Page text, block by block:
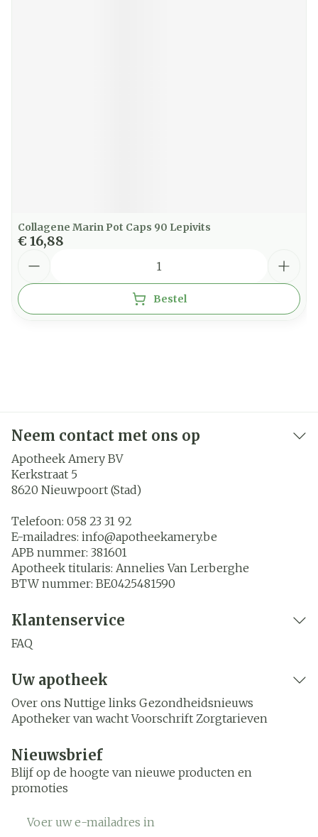
Collagene Marin Pot Caps 90 Lepivits
€ 16,88
Bestel
Neem contact met ons op
Apotheek Amery BV
Kerkstraat 5
8620 Nieuwpoort (Stad)
Telefoon: 058 23 31 92
E-mailadres: info@apotheekamery.be
APB nummer: 381601
Apotheek titularis: Annelies Van Lerberghe
BTW nummer: BE0425481590
Klantenservice
FAQ
Uw apotheek
Over ons Nuttige links Gezondheidsnieuws
Apotheker van wacht Voorschrift Zorgtarieven
Nieuwsbrief
Blijf op de hoogte van nieuwe producten en
promoties